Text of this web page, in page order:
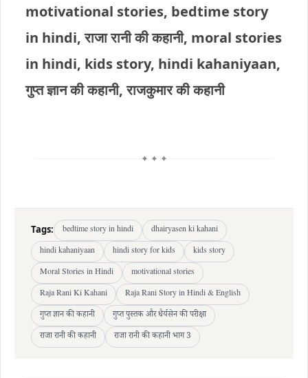
motivational stories, bedtime story
in hindi, राजा रानी की कहानी, moral stories
in hindi, kids story, hindi kahaniyaan,
गुप्त ज्ञान की कहानी, राजकुमार की कहानी
✦ ✦ ✦
Tags: bedtime story in hindi
dhairyasen ki kahani
hindi kahaniyaan
hindi story for kids
kids story
Moral Stories in Hindi
motivational stories
Raja Rani Ki Kahani
Raja Rani Story in Hindi & English
गुप्त ज्ञान की कहानी
गुप्त पुस्तक और धैर्यसेन की परीक्षा
राजा रानी की कहानी
राजा रानी की कहानी भाग 3